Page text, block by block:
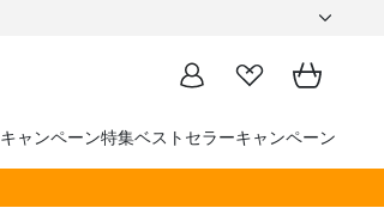
キャンペーン特集ベストセラーキャンペーン